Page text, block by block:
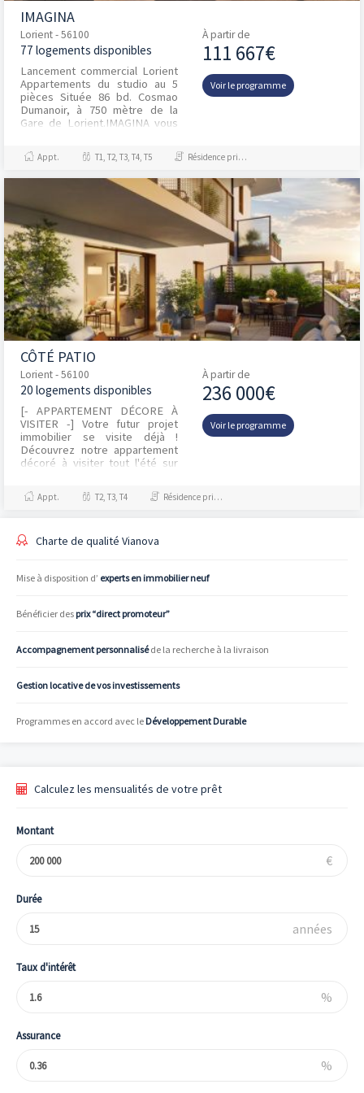
IMAGINA
Lorient - 56100
77 logements disponibles
Lancement commercial Lorient
Appartements du studio au 5
pièces Située 86 bd. Cosmao
Dumanoir, à 750 mètre de la
Gare de Lorient.IMAGINA vous
une vie de quarti...
À partir de
111 667€
Voir le programme
Appt. T1, T2, T3, T4, T5 Résidence principale / PTZ, Investissement et Défiscalisation
CÔTÉ PATIO
Lorient - 56100
20 logements disponibles
[- APPARTEMENT DÉCORE À
VISITER -] Votre futur projet
immobilier se visite déjà !
Découvrez notre appartement
décoré à visiter tout l'été sur
emplacement privilé...
À partir de
236 000€
Voir le programme
Appt. T2, T3, T4 Résidence principale / PTZ
Charte de qualité Vianova
Mise à disposition d’ experts en immobilier neuf
Bénéficier des prix “direct promoteur”
Accompagnement personnaliséde la recherche à la livraison
Gestion locative de vos investissements
Programmes en accord avec le Développement Durable
Calculez les mensualités de votre prêt
Montant
€
Durée
années
Taux d'intérêt
%
Assurance
%